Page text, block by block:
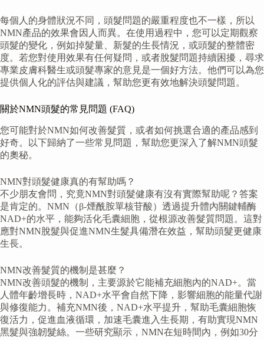
每個人的身體狀況不同，頭髮問題的嚴重程度也不一樣，所以
NMN產品的效果會因人而異。在使用過程中，您可以定期觀察
頭髮的變化，例如掉髮量、新髮的生長情況，或頭髮的整體密
度。若您對使用效果有任何疑問，或者脫髮問題持續困擾，尋求
專業皮膚科醫生或頭髮專家的意見是一個好方法。他們可以為您
提供個人化的評估與建議，幫助您更有效地解決頭髮問題。
關於NMN頭髮的常見問題 (FAQ)
您可能對於NMN如何改善髮質，或者如何挑選合適的產品感到
好奇。以下歸納了一些常見問題，幫助您更深入了解NMN頭髮
的奧秘。
NMN對頭髮健康真的有幫助嗎？
不少朋友會問，究竟NMN對頭髮健康有沒有實際幫助呢？答案
是肯定的。NMN（β-煙酰胺單核苷酸）透過提升體內關鍵輔酶
NAD+的水平，能夠活化毛囊細胞，從根源改善髮質問題。這對
應對NMN脫髮與促進NMN生髮具備潛在效益，幫助頭髮更健康
生長。
NMN改善髮質的機制是甚麼？
NMN改善頭髮的機制，主要源於它能補充細胞內的NAD+。當
人體年齡增長時，NAD+水平會自然下降，影響細胞的能量代謝
與修復能力。補充NMN後，NAD+水平提升，幫助毛囊細胞恢
復活力，促進血液循環，加速毛囊進入生長期，有助實現NMN
黑髮與強韌髮絲。一些研究顯示，NMN在短時間內，例如30分